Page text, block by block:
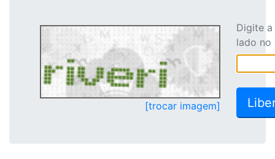
[trocar imagem]
Digite
lado no